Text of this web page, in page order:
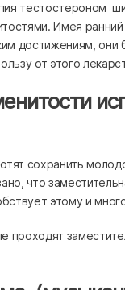
тестостероном
Имея
достижениям, они
от этого
сохранить
что
этому и
проходят